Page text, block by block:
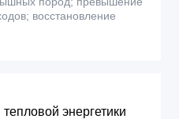
восстановление
энергетики